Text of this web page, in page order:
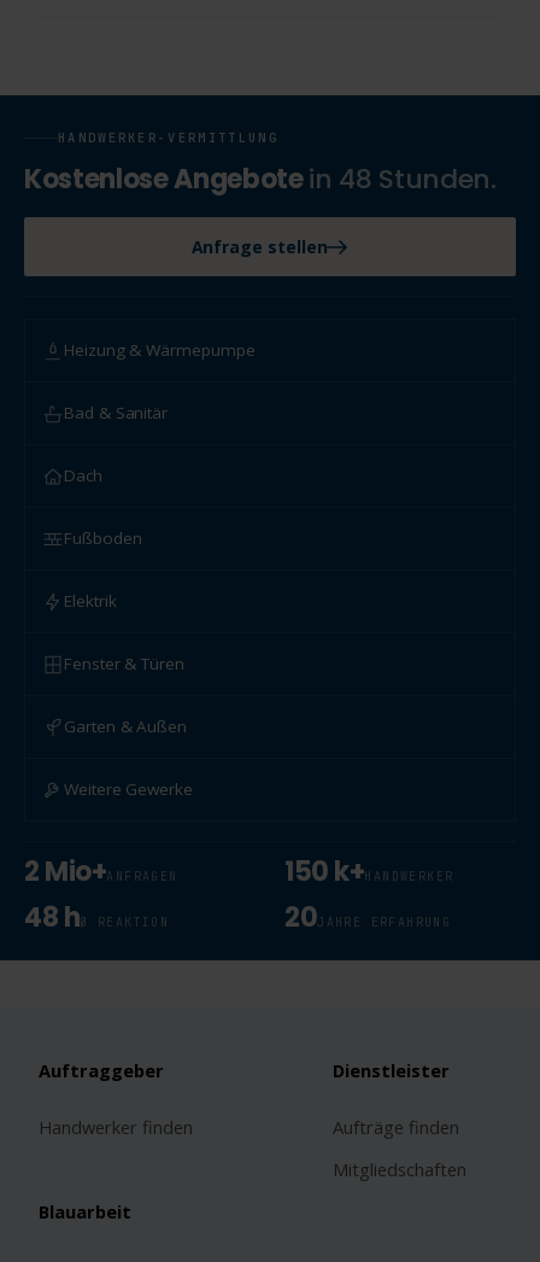
HANDWERKER-VERMITTLUNG
Kostenlose Angebotein 48 Stunden.
Anfrage stellen
Heizung & Wärmepumpe
Bad & Sanitär
Dach
Fußboden
Elektrik
Fenster & Türen
Garten & Außen
Weitere Gewerke
2 Mio+ANFRAGEN 150 k+HANDWERKER
48 hØ REAKTION 20JAHRE ERFAHRUNG
Auftraggeber
Handwerker finden
Dienstleister
Aufträge finden
Mitgliedschaften
Blauarbeit